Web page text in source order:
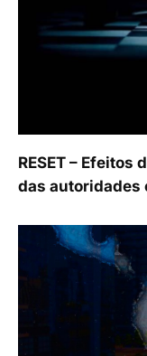
RESET –
das autoridades